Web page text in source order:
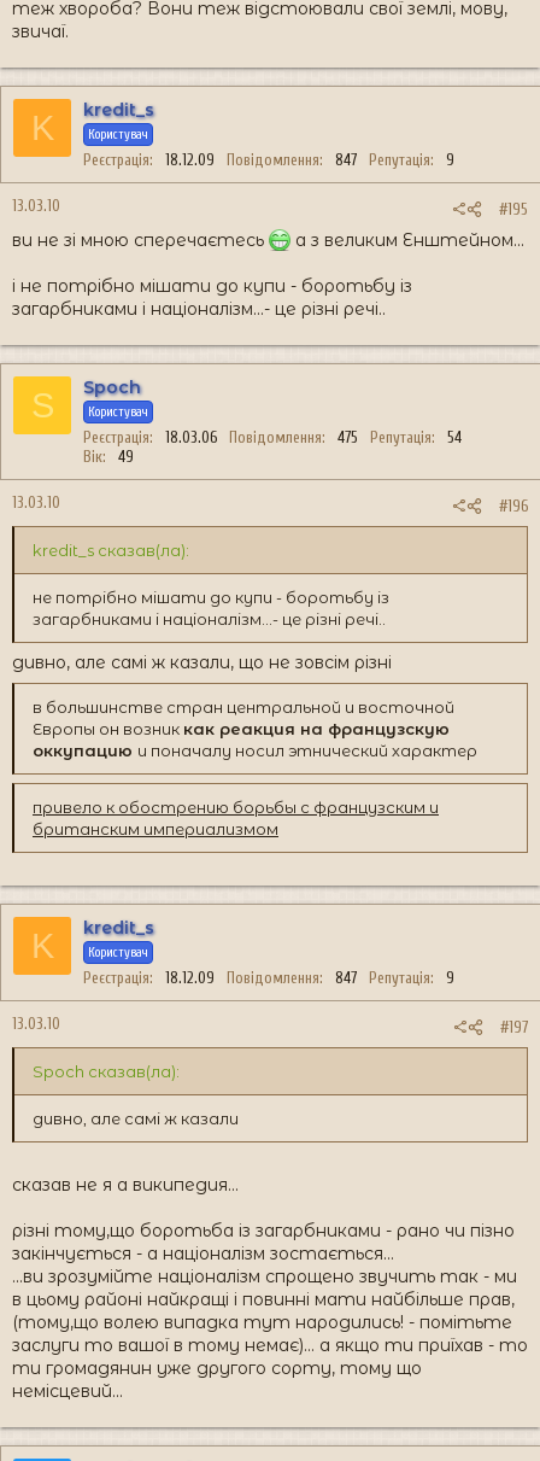
теж хвороба? Вони теж відстоювали свої землі, мову,
звичаї.
K kredit_s
Користувач
Реєстрація 18.12.09 Повідомлення 847 Репутація 9
13.03.10 #195
ви не зі мною сперечаєтесь а з великим Енштейном...
і не потрібно мішати до купи - боротьбу із
загарбниками і націоналізм...- це різні речі..
S Spoch
Користувач
Реєстрація 18.03.06 Повідомлення 475 Репутація
54
Вік
49
13.03.10 #196
kredit_s сказав(ла):
не потрібно мішати до купи - боротьбу із
загарбниками і націоналізм...- це різні речі..
дивно, але самі ж казали, що не зовсім різні
в большинстве стран центральной и восточной
Европы он возник как реакция на французскую
оккупацию и поначалу носил этнический характер
привело к обострению борьбы с французским и
британским империализмом
K kredit_s
Користувач
Реєстрація 18.12.09 Повідомлення 847 Репутація 9
13.03.10 #197
Spoch сказав(ла):
дивно, але самі ж казали
сказав не я а википедия...
різні тому,що боротьба із загарбниками - рано чи пізно
закінчується - а націоналізм зостається...
...ви зрозумійте націоналізм спрощено звучить так - ми
в цьому районі найкращі і повинні мати найбільше прав,
(тому,що волею випадка тут народились! - помітьте
заслуги то вашої в тому немає)... а якщо ти приїхав - то
ти громадянин уже другого сорту, тому що
немісцевий...